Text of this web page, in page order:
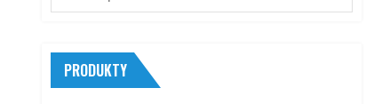
for:
PRODUKTY